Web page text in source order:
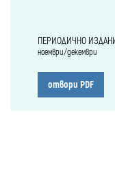
ПЕРИОДИЧНО
ноември/декември
отвори PDF